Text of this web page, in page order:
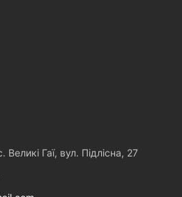
Великі Гаї, вул. Підлісна, 27